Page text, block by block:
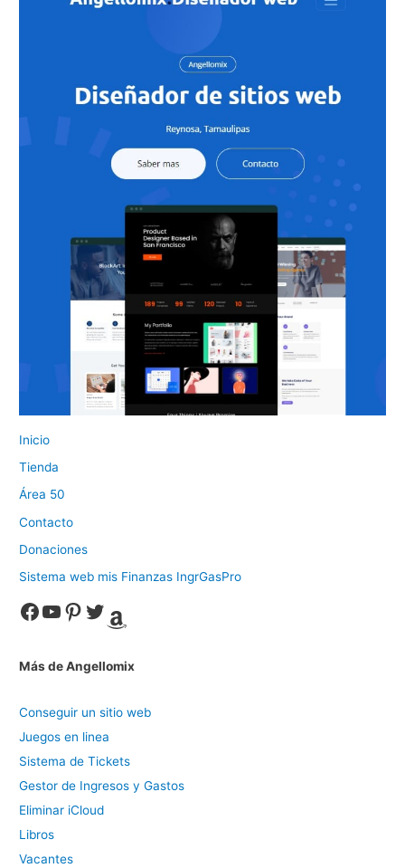
Inicio
Tienda
Área 50
Contacto
Donaciones
Sistema web mis Finanzas IngrGasPro
Facebook YouTube Pinterest Twitter Amazon
Más de Angellomix
Conseguir un sitio web
Juegos en linea
Sistema de Tickets
Gestor de Ingresos y Gastos
Eliminar iCloud
Libros
Vacantes